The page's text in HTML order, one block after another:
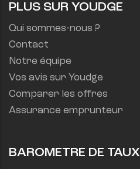
PLUS SUR YOUDGE
Qui sommes-nous ?
Contact
Notre équipe
Vos avis sur Youdge
Comparer les offres
Assurance emprunteur
BAROMETRE DE TAUX